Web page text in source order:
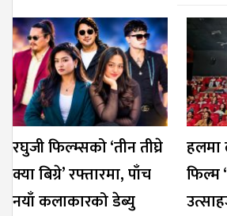
रघुजी फिल्म्सको ‘तीन तीघ्रे
क्या बिग्रे’ रफ्तारमा, पाँच
नयाँ कलाकारको डेब्यु
हलमा
फिल्म